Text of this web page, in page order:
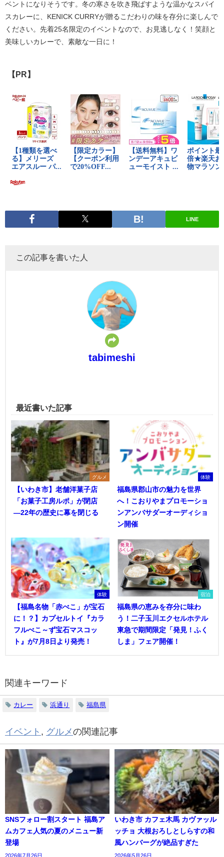
ベントになりそうです。冬の寒さを吹き飛ばすような温かなスパイ
スカレーに、KENICK CURRYが贈るこだわりの味を存分に楽しんで
ください。先着25名限定のイベントなので、お見逃しなく！笑顔と
美味しいカレーで、素敵な一日に！
【PR】
LINE
この記事を書いた人
tabimeshi
最近書いた記事
グルメ
【いわき市】老舗洋菓子店
「お菓子工房ルポ」が閉店
―22年の歴史に幕を閉じる
体験
福島県郡山市の魅力を世界
へ！こおりやまプロモーショ
ンアンバサダーオーディショ
ン開催
体験
【福島名物「赤べこ」が宝石
に！？】カプセルトイ『カラ
フルべこ～ず宝石マスコッ
ト』が7月8日より発売！
宿泊
福島県の恵みを存分に味わ
う！二子玉川エクセルホテル
東急で期間限定「発見！ふく
しま」フェア開催！
関連キーワード
カレー 浜通り 福島県
イベント グルメの関連記事
SNSフォロー割スタート 福島ア
ムカフェ人気の夏のメニュー新
登場
2026年7月26日
いわき市 カフェ木馬 カヴァッル
ッチョ 大根おろしとしらすの和
風ハンバーグが絶品すぎた
2026年5月26日